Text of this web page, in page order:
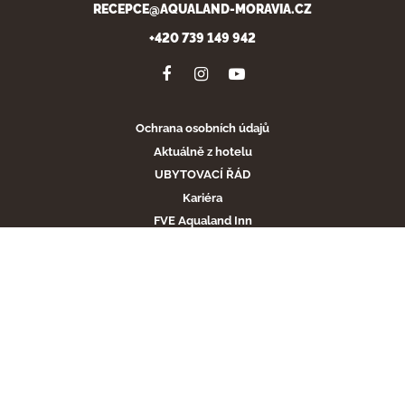
RECEPCE@AQUALAND-MORAVIA.CZ
+420 739 149 942
Ochrana osobních údajů
Aktuálně z hotelu
UBYTOVACÍ ŘÁD
Kariéra
FVE Aqualand Inn